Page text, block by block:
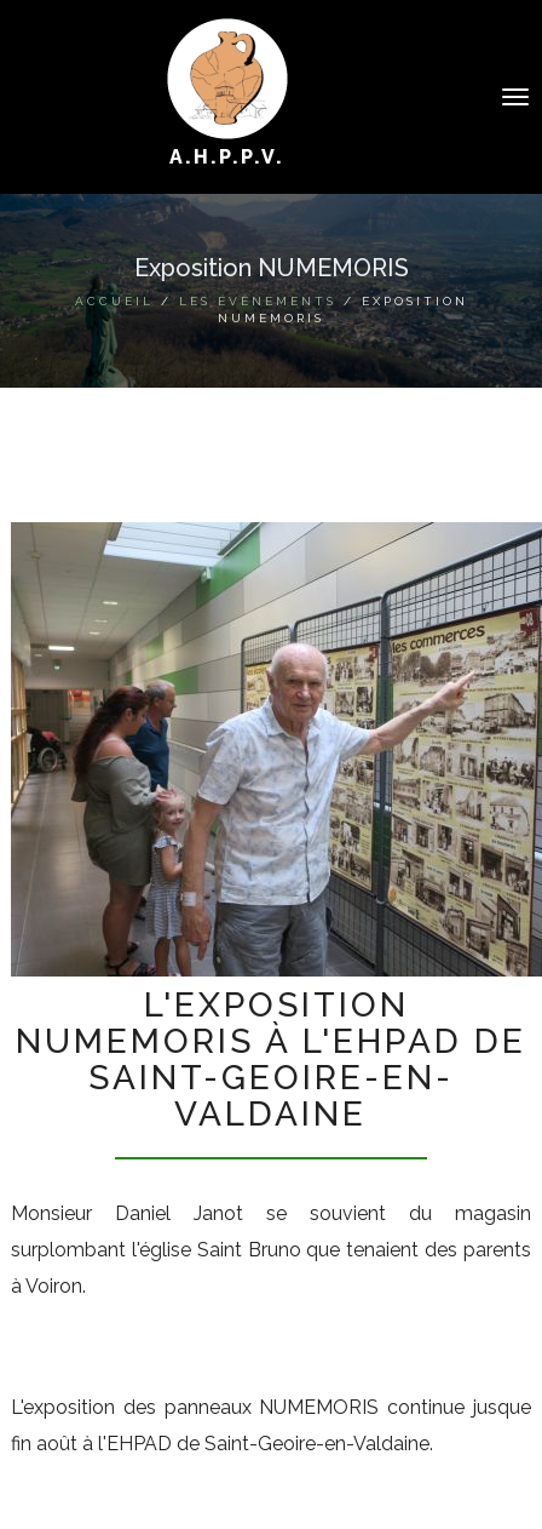
A.H.P.P.V.
QUI SOMMES NOUS ?
LES PERSONNES
LES ACTIVITÉS
ACTUALITÉS
CONTACT
Exposition NUMEMORIS
ACCUEIL/ LES ÉVÉNEMENTS/ EXPOSITION
NUMEMORIS
L'EXPOSITION
NUMEMORIS À L'EHPAD DE
SAINT-GEOIRE-EN-
VALDAINE
Monsieur Daniel Janot se souvient du magasin
surplombant l'église Saint Bruno que tenaient des parents
à Voiron.
L'exposition des panneaux NUMEMORIS continue jusque
fin août à l'EHPAD de Saint-Geoire-en-Valdaine.